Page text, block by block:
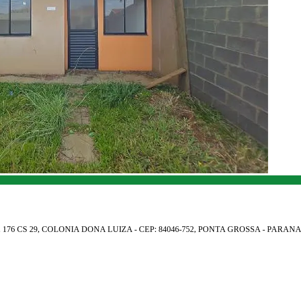
CS 29, COLONIA DONA LUIZA - CEP: 84046-752, PONTA GROSSA - PARANA